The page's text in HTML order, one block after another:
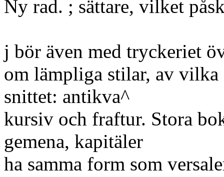
Ny rad. ; sättare, vilket
j bör även med tryckeriet
om lämpliga stilar, av vilka
snittet: antikva^
kursiv och fraftur. Stora
gemena, kapitäler
ha samma form som